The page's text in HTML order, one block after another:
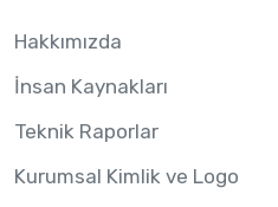
Hakkımızda
İnsan Kaynakları
Teknik Raporlar
Kurumsal Kimlik ve Logo